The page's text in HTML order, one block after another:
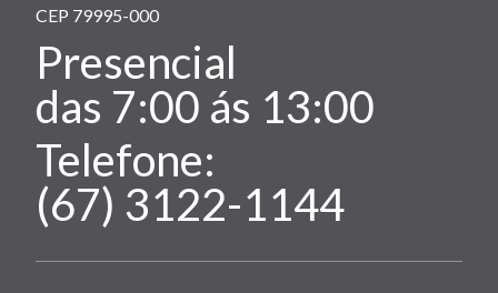
CEP 79995-000
Atendimento:
Presencial
das 7:00 ás 13:00
Telefone:
(67) 3122-1144